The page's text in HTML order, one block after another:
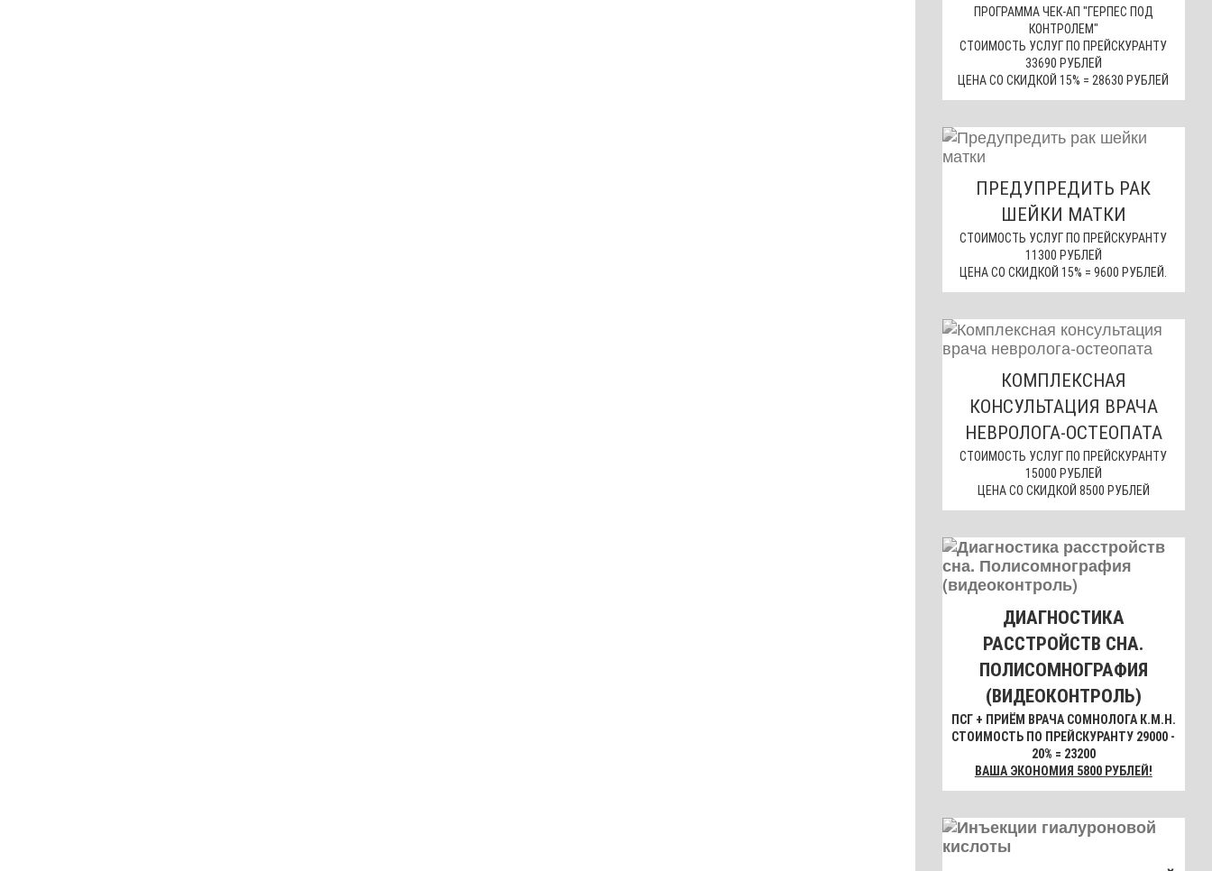
ПРОГРАММА ЧЕК-АП "ГЕРПЕС ПОД
КОНТРОЛЕМ"
СТОИМОСТЬ УСЛУГ ПО ПРЕЙСКУРАНТУ
33690 РУБЛЕЙ
ЦЕНА СО СКИДКОЙ 15% = 28630 РУБЛЕЙ
ПРЕДУПРЕДИТЬ РАК
ШЕЙКИ МАТКИ
СТОИМОСТЬ УСЛУГ ПО ПРЕЙСКУРАНТУ
11300 РУБЛЕЙ
ЦЕНА СО СКИДКОЙ 15% = 9600 РУБЛЕЙ.
КОМПЛЕКСНАЯ
КОНСУЛЬТАЦИЯ ВРАЧА
НЕВРОЛОГА-ОСТЕОПАТА
СТОИМОСТЬ УСЛУГ ПО ПРЕЙСКУРАНТУ
15000 РУБЛЕЙ
ЦЕНА СО СКИДКОЙ 8500 РУБЛЕЙ
ДИАГНОСТИКА
РАССТРОЙСТВ СНА.
ПОЛИСОМНОГРАФИЯ
(ВИДЕОКОНТРОЛЬ)
ПСГ + ПРИЁМ ВРАЧА СОМНОЛОГА К.М.Н.
СТОИМОСТЬ ПО ПРЕЙСКУРАНТУ 29000 -
20% = 23200
ВАША ЭКОНОМИЯ 5800 РУБЛЕЙ!